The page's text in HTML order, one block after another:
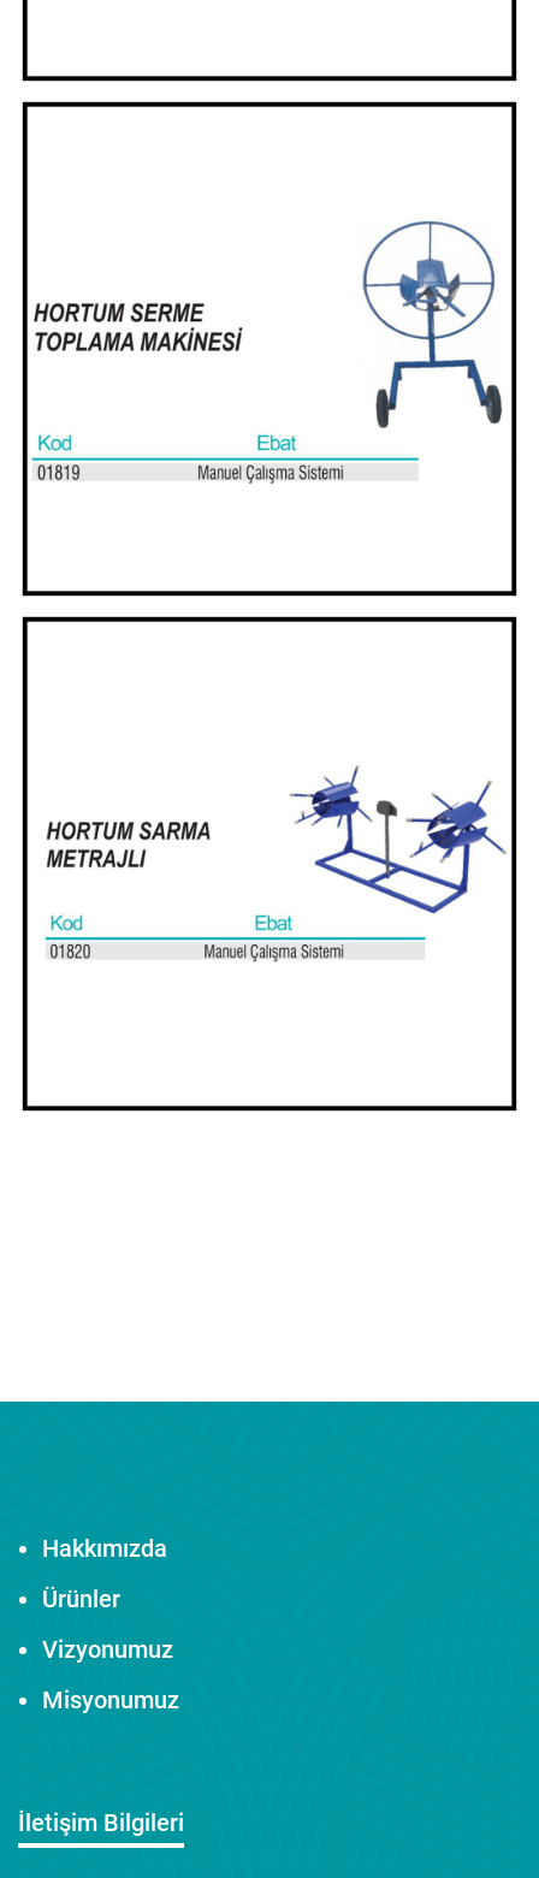
Hakkımızda
Ürünler
Vizyonumuz
Misyonumuz
İletişim Bilgileri